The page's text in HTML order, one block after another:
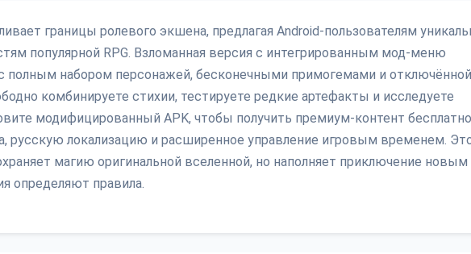
границы ролевого экшена, предлагая Android-пользователям
популярной RPG. Взломанная версия с интегрированным мод-меню
полным набором персонажей, бесконечными примогемами и отключённой
комбинируете стихии, тестируете редкие артефакты и исследуете
модифицированный APK, чтобы получить премиум-контент
русскую локализацию и расширенное управление игровым временем.
магию оригинальной вселенной, но наполняет приключение новым
определяют правила.